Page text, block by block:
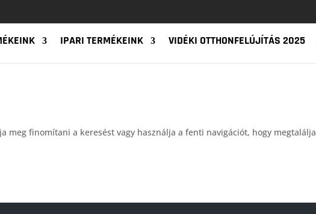
IPARI TERMÉKEINK VIDÉKI OTTHONFELÚJÍTÁS 2025
meg finomítani a keresést vagy használja a fenti navigációt, hogy megtalálja